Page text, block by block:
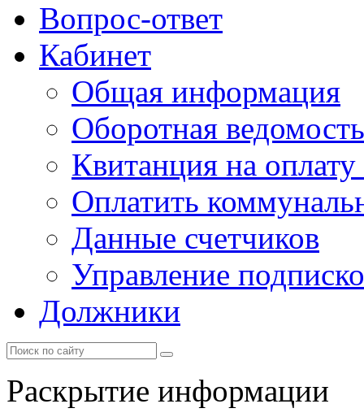
Вопрос-ответ
Кабинет
Общая информация
Оборотная ведомость
Квитанция на
Оплатить
Данные счетчиков
Управление
Должники
Раскрытие информации